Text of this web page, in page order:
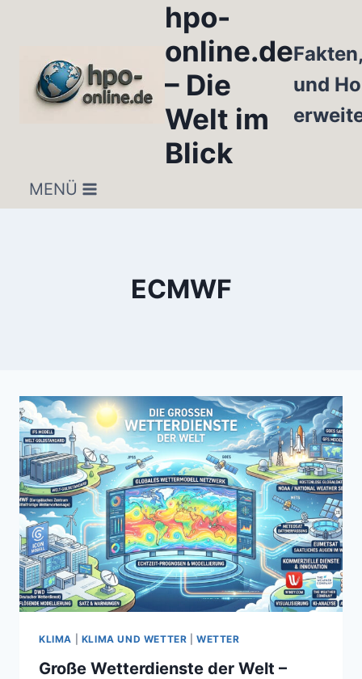
hpo-
online.de
– Die
Welt im
Blick
und
MENÜ
ECMWF
KLIMA KLIMA UND WETTER |WETTER
Große Wetterdienste der Welt –